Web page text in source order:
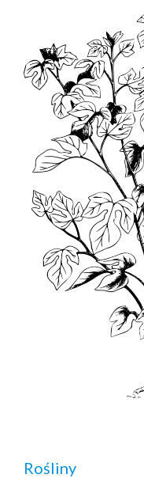
Rośliny